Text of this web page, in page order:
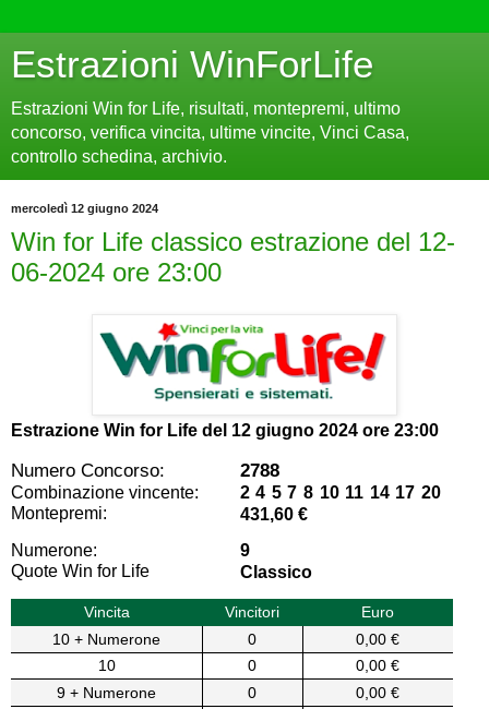
Estrazioni WinForLife
Estrazioni Win for Life, risultati, montepremi, ultimo
concorso, verifica vincita, ultime vincite, Vinci Casa,
controllo schedina, archivio.
mercoledì 12 giugno 2024
Win for Life classico estrazione del 12-
06-2024 ore 23:00
Estrazione Win for Life del 12 giugno 2024 ore 23:00
Numero Concorso: 2788
Combinazione vincente:
2 4 5 7 8 10 11 14 17 20
Montepremi:
431,60 €
Numerone:
9
Quote Win for Life
Classico
Vincita Vincitori
Euro
10 + Numerone
0
0,00 €
10
0
0,00 €
9 + Numerone
0
0,00 €